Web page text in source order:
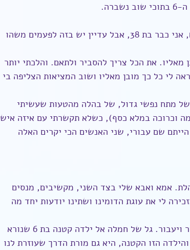
והקרע הזה בין הדמיון שלי למציאות... גדלתי אמנם, אני כבר בת 38, אבל עדיין יש בזה לפעמים משהו
את הכל צריך להסביר ולתאם. והלכתי יותר
לי כל כך מובן מאליו ושוב המציאות הצליפה בי
מתח נפשי גדול, של בהלה מהטעות שעשיתי
וכרוכה במלא כסף), כשלא תקשרתי עם איזה איש
שם עבורי, שני האנשים הכי יקרים האלה
אמא ואבא שלי בצד השני, מקשיבים, מנסים
לי את עוגת הדומינו ושתינו יודעות יחד מה
זה כאב של לב מאוכזב עכשיו ועוד מעט הכל ייסתדר ויעבור. גל של חמלה אל ילדה קטנה בת 6 שנורא
הזו הקטנה, היא גם מורת הדרך שעוזרת לנו